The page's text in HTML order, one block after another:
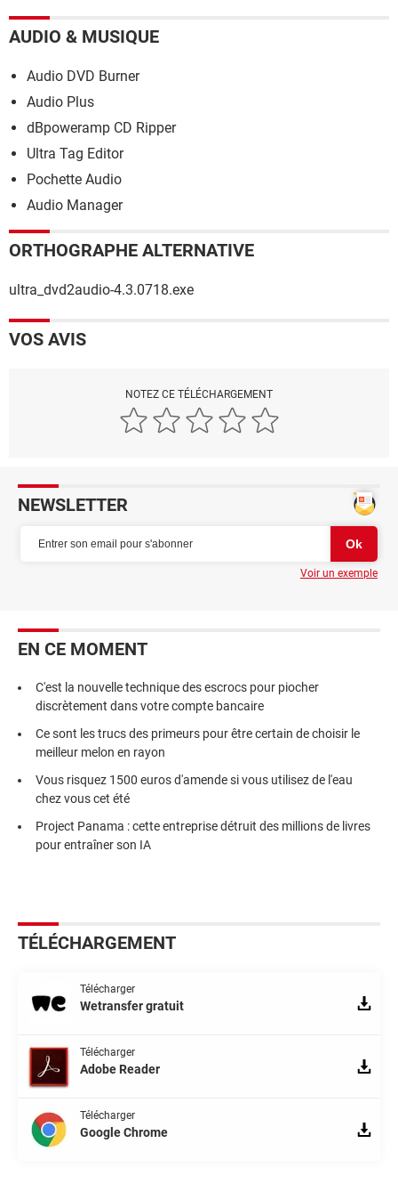
AUDIO & MUSIQUE
Audio DVD Burner
Audio Plus
dBpoweramp CD Ripper
Ultra Tag Editor
Pochette Audio
Audio Manager
ORTHOGRAPHE ALTERNATIVE
ultra_dvd2audio-4.3.0718.exe
VOS AVIS
NOTEZ CE TÉLÉCHARGEMENT
NEWSLETTER
Voir un exemple
EN CE MOMENT
C'est la nouvelle technique des escrocs pour piocher
discrètement dans votre compte bancaire
Ce sont les trucs des primeurs pour être certain de choisir le
meilleur melon en rayon
Vous risquez 1500 euros d'amende si vous utilisez de l'eau
chez vous cet été
Project Panama : cette entreprise détruit des millions de livres
pour entraîner son IA
TÉLÉCHARGEMENT
Télécharger
Wetransfer gratuit
Télécharger
Adobe Reader
Télécharger
Google Chrome